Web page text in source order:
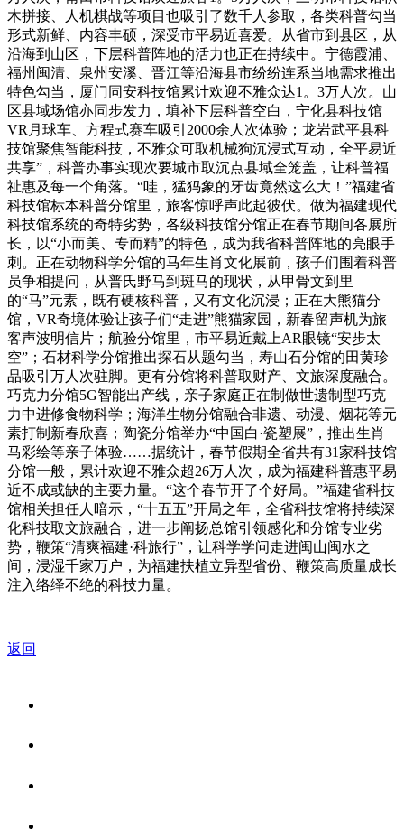
木拼接、人机棋战等项目也吸引了数千人参取，各类科普勾当
形式新鲜、内容丰硕，深受市平易近喜爱。从省市到县区，从
沿海到山区，下层科普阵地的活力也正在持续中。宁德霞浦、
福州闽清、泉州安溪、晋江等沿海县市纷纷连系当地需求推出
特色勾当，厦门同安科技馆累计欢迎不雅众达1。3万人次。山
区县域场馆亦同步发力，填补下层科普空白，宁化县科技馆
VR月球车、方程式赛车吸引2000余人次体验；龙岩武平县科
技馆聚焦智能科技，不雅众可取机械狗沉浸式互动，全平易近
共享”，科普办事实现次要城市取沉点县域全笼盖，让科普福
祉惠及每一个角落。“哇，猛犸象的牙齿竟然这么大！”福建省
科技馆标本科普分馆里，旅客惊呼声此起彼伏。做为福建现代
科技馆系统的奇特劣势，各级科技馆分馆正在春节期间各展所
长，以“小而美、专而精”的特色，成为我省科普阵地的亮眼手
刺。正在动物科学分馆的马年生肖文化展前，孩子们围着科普
员争相提问，从普氏野马到斑马的现状，从甲骨文到里
的“马”元素，既有硬核科普，又有文化沉浸；正在大熊猫分
馆，VR奇境体验让孩子们“走进”熊猫家园，新春留声机为旅
客声波明信片；航验分馆里，市平易近戴上AR眼镜“安步太
空”；石材科学分馆推出探石从题勾当，寿山石分馆的田黄珍
品吸引万人次驻脚。更有分馆将科普取财产、文旅深度融合。
巧克力分馆5G智能出产线，亲子家庭正在制做世遗制型巧克
力中进修食物科学；海洋生物分馆融合非遗、动漫、烟花等元
素打制新春欣喜；陶瓷分馆举办“中国白·瓷塑展”，推出生肖
马彩绘等亲子体验……据统计，春节假期全省共有31家科技馆
分馆一般，累计欢迎不雅众超26万人次，成为福建科普惠平易
近不成或缺的主要力量。“这个春节开了个好局。”福建省科技
馆相关担任人暗示，“十五五”开局之年，全省科技馆将持续深
化科技取文旅融合，进一步阐扬总馆引领感化和分馆专业劣
势，鞭策“清爽福建·科旅行”，让科学学问走进闽山闽水之
间，浸湿千家万户，为福建扶植立异型省份、鞭策高质量成长
注入络绎不绝的科技力量。
返回